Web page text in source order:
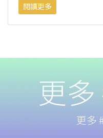
閱讀更多
更
更多